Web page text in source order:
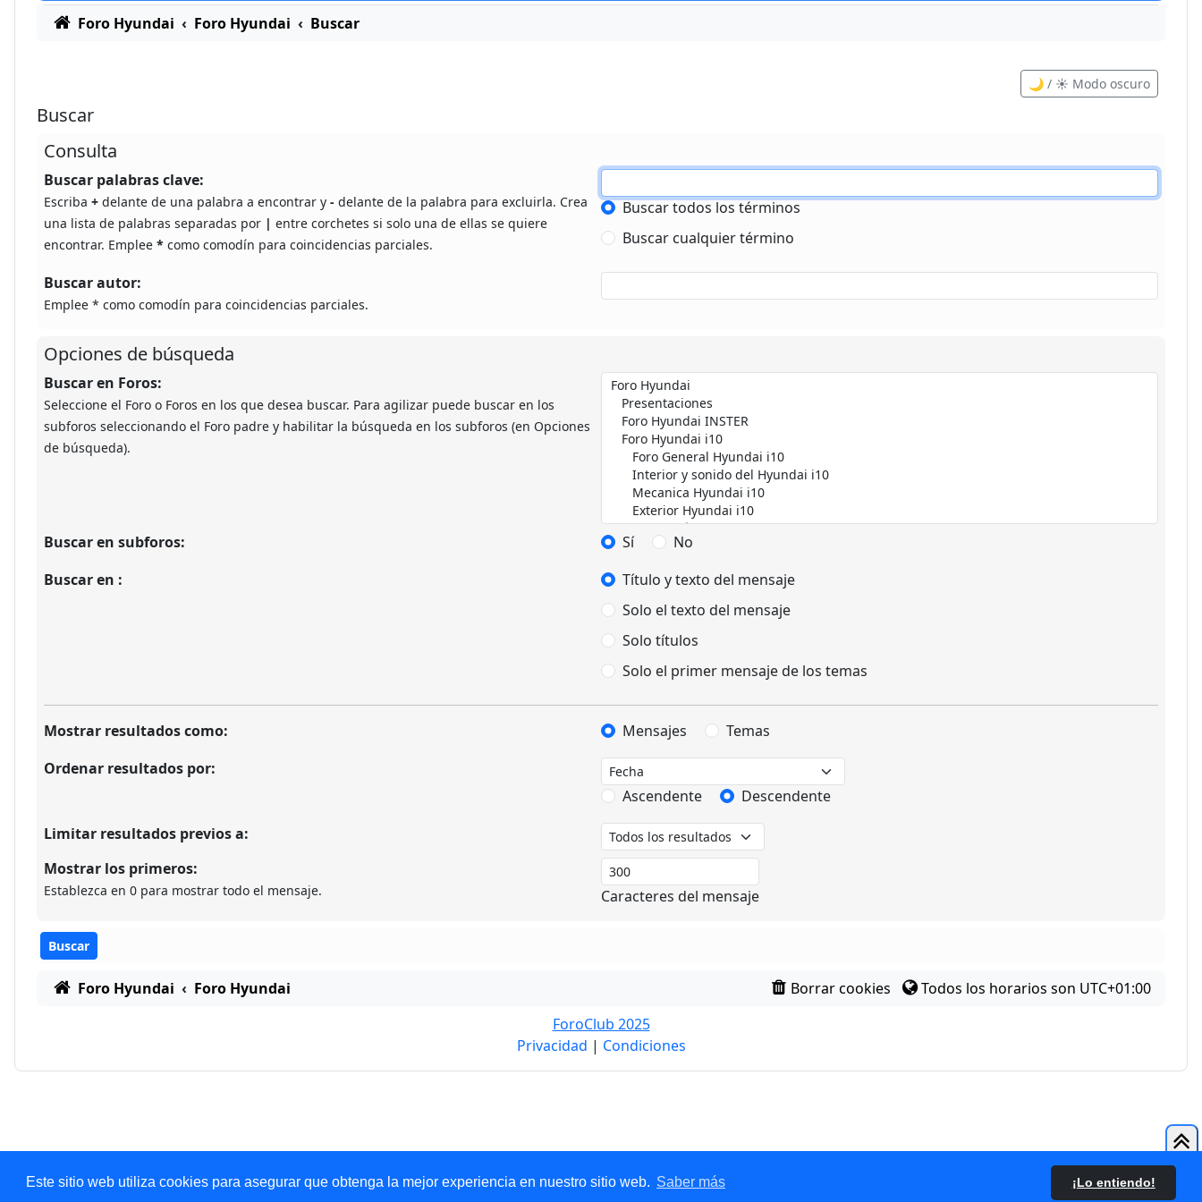
Este sitio web utiliza cookies para asegurar que obtenga la mejor experiencia en nuestro sitio web. Saber más ¡Lo entiendo!
Foro Hyundai Foro Hyundai Buscar
🌙 / ☀️ Modo oscuro
Buscar
Consulta
Buscar palabras clave:
Escriba + delante de una palabra a encontrar y - delante de la palabra para excluirla. Crea
una lista de palabras separadas por | entre corchetes si solo una de ellas se quiere
encontrar. Emplee * como comodín para coincidencias parciales.
Buscar todos los términos
Buscar cualquier término
Buscar autor:
Emplee * como comodín para coincidencias parciales.
Opciones de búsqueda
Buscar en Foros:
Seleccione el Foro o Foros en los que desea buscar. Para agilizar puede buscar en los
subforos seleccionando el Foro padre y habilitar la búsqueda en los subforos (en Opciones
de búsqueda).
Buscar en subforos: Sí
No
Buscar en :
Título y texto del mensaje
Solo el texto del mensaje
Solo títulos
Solo el primer mensaje de los temas
Mostrar resultados como: Mensajes
Temas
Ordenar resultados por:
Ascendente
Descendente
Limitar resultados previos a:
Mostrar los primeros:
Establezca en 0 para mostrar todo el mensaje. Caracteres del mensaje
Foro Hyundai Foro Hyundai Borrar cookies Todos los horarios son UTC+01:00
ForoClub 2025
Privacidad | Condiciones